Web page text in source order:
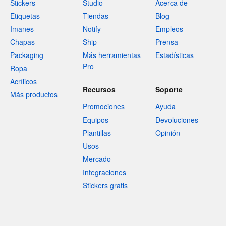
Stickers
Etiquetas
Imanes
Chapas
Packaging
Ropa
Acrílicos
Más productos
Studio
Tiendas
Notify
Ship
Más herramientas
Pro
Acerca de
Blog
Empleos
Prensa
Estadísticas
Recursos
Promociones
Equipos
Plantillas
Usos
Mercado
Integraciones
Stickers gratis
Soporte
Ayuda
Devoluciones
Opinión